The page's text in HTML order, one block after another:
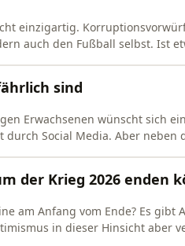
einzigartig.
auch den Fußball selbst. Ist
sind
Erwachsenen wünscht sich
Social Media. Aber neben
der Krieg 2026 enden
am Anfang vom Ende? Es gibt
in dieser Hinsicht aber